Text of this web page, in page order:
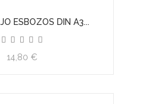
ESBOZOS DIN A3...
14,80 €